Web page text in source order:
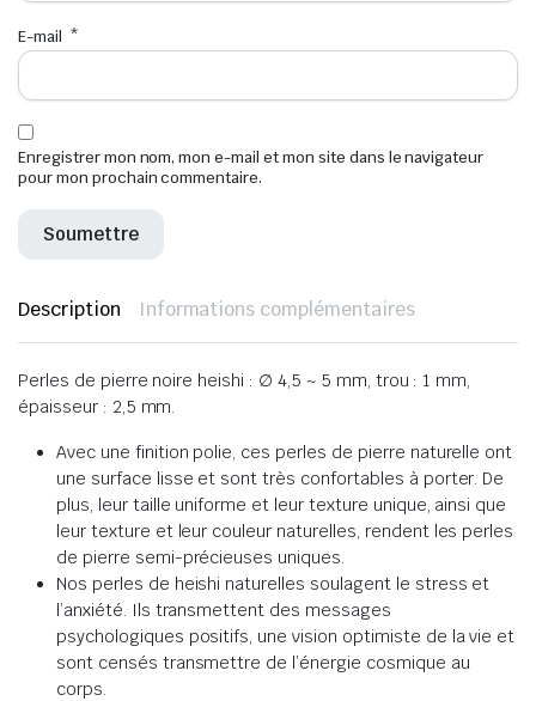
E-mail *
Enregistrer mon nom, mon e-mail et mon site dans le navigateur
pour mon prochain commentaire.
Description Informations complémentaires
Perles de pierre noire heishi : ∅ 4,5 ~ 5 mm, trou : 1 mm,
épaisseur : 2,5 mm.
Avec une finition polie, ces perles de pierre naturelle ont
une surface lisse et sont très confortables à porter. De
plus, leur taille uniforme et leur texture unique, ainsi que
leur texture et leur couleur naturelles, rendent les perles
de pierre semi-précieuses uniques.
Nos perles de heishi naturelles soulagent le stress et
l’anxiété. Ils transmettent des messages
psychologiques positifs, une vision optimiste de la vie et
sont censés transmettre de l’énergie cosmique au
corps.